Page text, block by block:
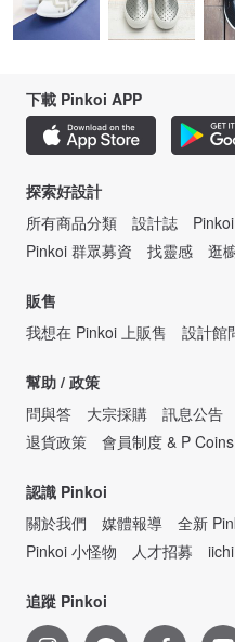
下載 Pinkoi APP
探索好設計
所有商品分類
設計誌
Pinkoi 群眾募資
找靈感 逛
販售
我想在 Pinkoi 上販售
設計館
幫助 / 政策
問與答
大宗採購 訊息公告
退貨政策
會員制度 & P
認識 Pinkoi
關於我們
媒體報導 全新
Pinkoi 小怪物
人才招募
追蹤 Pinkoi